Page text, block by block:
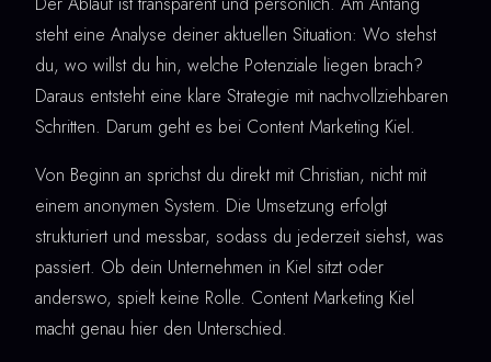
steht eine Analyse deiner aktuellen Situation: Wo stehst
du, wo willst du hin, welche Potenziale liegen brach?
Daraus entsteht eine klare Strategie mit nachvollziehbaren
Schritten. Darum geht es bei Content Marketing Kiel.
Von Beginn an sprichst du direkt mit Christian, nicht mit
einem anonymen System. Die Umsetzung erfolgt
strukturiert und messbar, sodass du jederzeit siehst, was
passiert. Ob dein Unternehmen in Kiel sitzt oder
anderswo, spielt keine Rolle. Content Marketing Kiel
macht genau hier den Unterschied.